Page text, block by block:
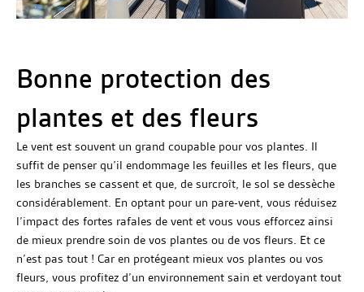
Bonne protection des
plantes et des fleurs
Le vent est souvent un grand coupable pour vos plantes. Il
suffit de penser qu’il endommage les feuilles et les fleurs, que
les branches se cassent et que, de surcroît, le sol se dessèche
considérablement. En optant pour un pare-vent, vous réduisez
l’impact des fortes rafales de vent et vous vous efforcez ainsi
de mieux prendre soin de vos plantes ou de vos fleurs. Et ce
n’est pas tout ! Car en protégeant mieux vos plantes ou vos
fleurs, vous profitez d’un environnement sain et verdoyant tout